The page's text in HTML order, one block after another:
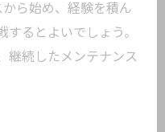
ら始め、経験を積ん
るとよいでしょう。
継続したメンテナンス